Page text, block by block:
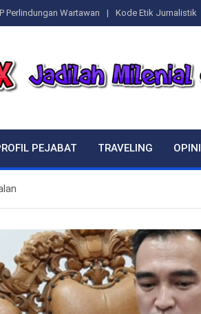
Perlindungan Wartawan Kode Etik Jurnalistik
PEJABAT TRAVELING OPINI